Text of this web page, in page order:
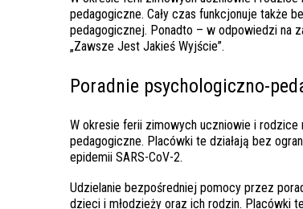
pedagogiczne. Cały czas funkcjonuje także
pedagogicznej. Ponadto – w odpowiedzi na
„Zawsze Jest Jakieś Wyjście”.
Poradnie psychologiczno-
W okresie ferii zimowych uczniowie i
pedagogiczne. Placówki te działają bez
epidemii SARS-CoV-2.
Udzielanie bezpośredniej pomocy przez
dzieci i młodzieży oraz ich rodzin. Placówki